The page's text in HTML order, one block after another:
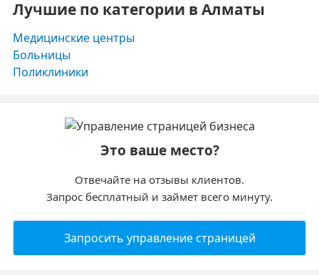
Лучшие по категории в Алматы
Медицинские центры
Больницы
Поликлиники
Это ваше место?
Отвечайте на отзывы клиентов.
Запрос бесплатный и займет всего минуту.
Запросить управление страницей